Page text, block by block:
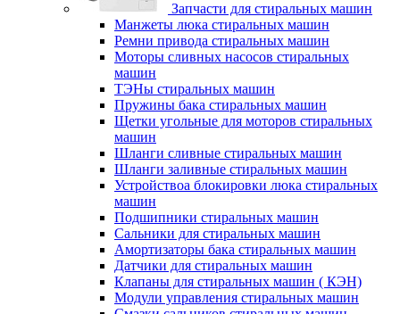
Запчасти для стиральных машин
Манжеты люка стиральных машин
Ремни привода стиральных машин
Моторы сливных насосов стиральных
машин
ТЭНы стиральных машин
Пружины бака стиральных машин
Щетки угольные для моторов стиральных
машин
Шланги сливные стиральных машин
Шланги заливные стиральных машин
Устройствоа блокировки люка стиральных
машин
Подшипники стиральных машин
Сальники для стиральных машин
Амортизаторы бака стиральных машин
Датчики для стиральных машин
Клапаны для стиральных машин ( КЭН)
Модули управления стиральных машин